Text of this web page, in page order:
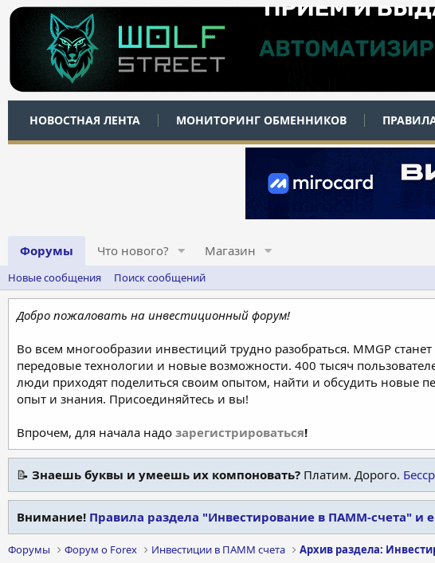
НОВОСТНАЯ ЛЕНТА МОНИТОРИНГ ОБМЕННИКОВ
Форумы Что нового? Магазин
Новые сообщения Поиск сообщений
Добро пожаловать на инвестиционный форум!
Во всем многообразии инвестиций трудно разобраться. MMGP
передовые технологии и новые возможности. 400 тысяч
люди приходят поделиться своим опытом, найти и обсудить новые
опыт и знания. Присоединяйтесь и вы!
Впрочем, для начала надо зарегистрироваться!
📝 Знаешь буквы и умеешь их компоновать? Платим. Дорого.
Внимание! Правила раздела "Инвестирование в ПАММ-счета" и
Форумы Форум о Forex Инвестиции в ПАММ счета